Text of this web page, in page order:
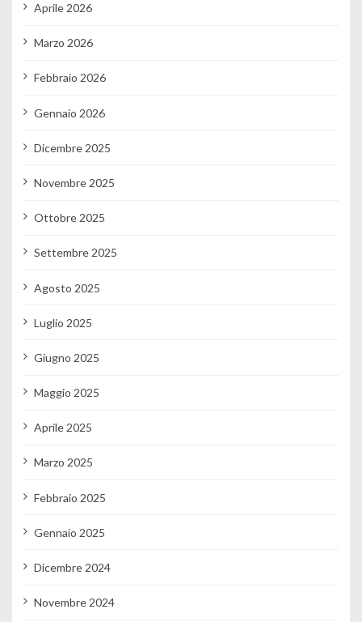
Aprile 2026
Marzo 2026
Febbraio 2026
Gennaio 2026
Dicembre 2025
Novembre 2025
Ottobre 2025
Settembre 2025
Agosto 2025
Luglio 2025
Giugno 2025
Maggio 2025
Aprile 2025
Marzo 2025
Febbraio 2025
Gennaio 2025
Dicembre 2024
Novembre 2024